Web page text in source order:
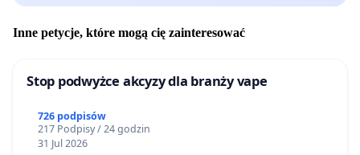
Inne petycje, które mogą cię zainteresować
Stop podwyżce akcyzy dla branży vape
726 podpisów
217 Podpisy / 24 godzin
31 Jul 2026